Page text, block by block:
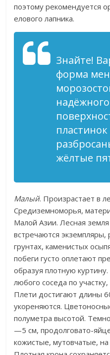
поэтому рекомендуется
елового лапника.
Знайте!
форма
жёлтые
Малый. Произрастает в
Средиземноморья,
Малой Азии. Лесная
встречаются
грунтах, каменистых
побеги густо оплетают
образуя плотную
любого соседа по
Плети достигают длины
укореняются.
полуметра высотой.
—5 см, продолговато-
кожистые, мутовчатые,